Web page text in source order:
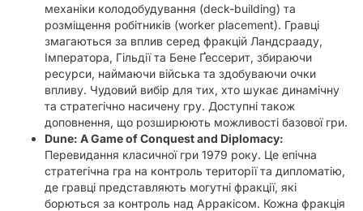
механіки колодобудування (deck-building) та
розміщення робітників (worker placement). Гравці
змагаються за вплив серед фракцій Ландсрааду,
Імператора, Гільдії та Бене Ґессерит, збираючи
ресурси, наймаючи війська та здобуваючи очки
впливу. Чудовий вибір для тих, хто шукає динамічну
та стратегічно насичену гру. Доступні також
доповнення, що розширюють можливості базової гри.
Dune: A Game of Conquest and Diplomacy:
Перевидання класичної гри 1979 року. Це епічна
стратегічна гра на контроль території та дипломатію,
де гравці представляють могутні фракції, які
борються за контроль над Арракісом. Кожна фракція